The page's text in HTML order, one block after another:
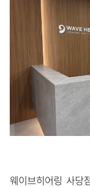
웨이브히어링 사당